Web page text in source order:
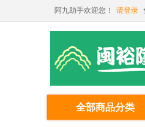
阿九助手欢迎您！ 请登录
全部商品分类